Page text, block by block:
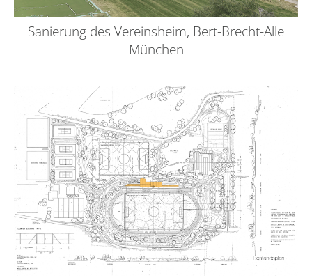
Sanierung des Vereinsheim, Bert-Brecht-Alle
München